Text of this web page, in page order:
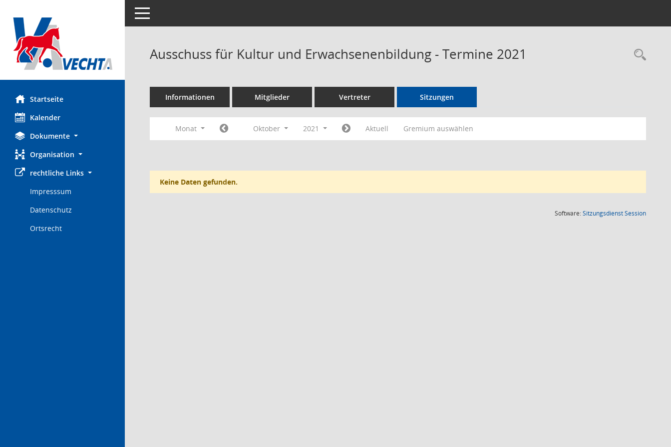
Startseite
Kalender
Dokumente
Organisation
rechtliche Links
Impresssum
Datenschutz
Ortsrecht
Toggle navigation
Ausschuss für Kultur und Erwachsenenbildung - Termine 2021
Informationen Mitglieder Vertreter Sitzungen
Monat Oktober 2021 Aktuell Gremium auswählen
Keine Daten gefunden.
Software:SitzungsdienstSession(Wird in